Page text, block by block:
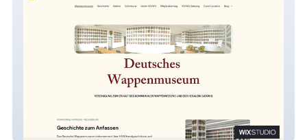
Deutsches Wappenmuseum